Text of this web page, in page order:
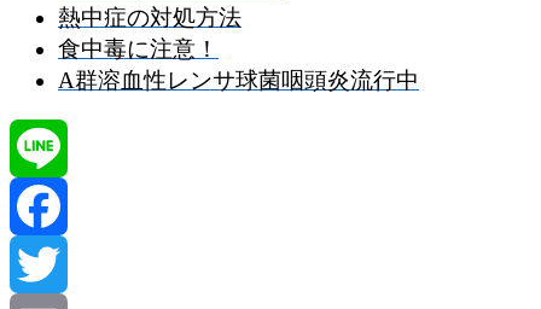
熱中症の対処方法
食中毒に注意！
A群溶血性レンサ球菌咽頭炎流行中
Line
Facebook